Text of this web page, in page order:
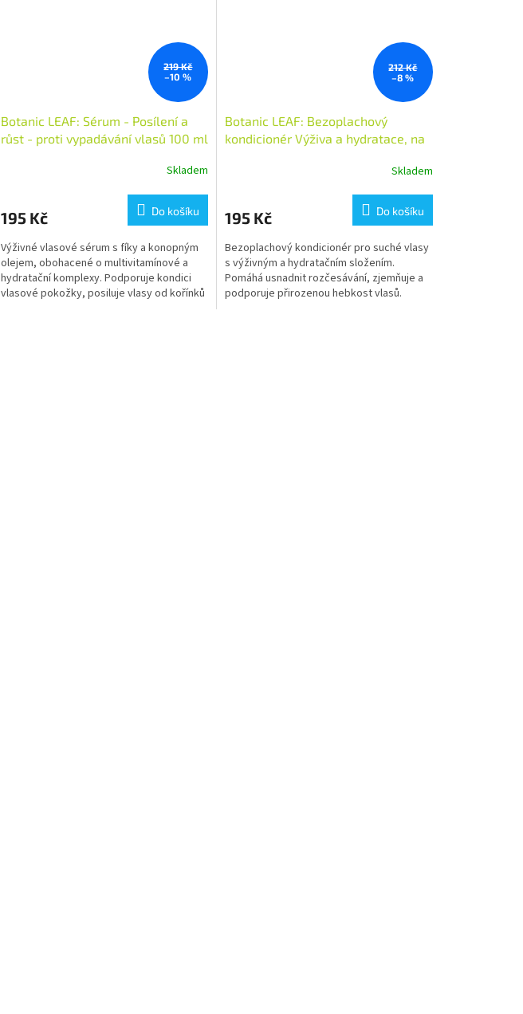
219 Kč
–10 %
Botanic LEAF: Sérum - Posílení a
růst - proti vypadávání vlasů 100 ml
Skladem
195 Kč Do košíku
Výživné vlasové sérum s fíky a konopným
olejem, obohacené o multivitamínové a
hydratační komplexy. Podporuje kondici
vlasové pokožky, posiluje vlasy od kořínků
212 Kč
–8 %
Botanic LEAF: Bezoplachový
kondicionér Výživa a hydratace, na
Skladem
195 Kč Do košíku
Bezoplachový kondicionér pro suché vlasy
s výživným a hydratačním složením.
Pomáhá usnadnit rozčesávání, zjemňuje a
podporuje přirozenou hebkost vlasů.